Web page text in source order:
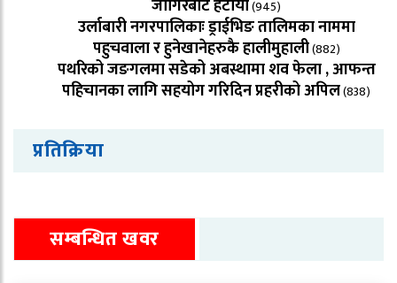
जागिरबाट हटायो(945)
उर्लाबारी नगरपालिकाः ड्राईभिङ तालिमका नाममा
पहुचवाला र हुनेखानेहरुकै हालीमुहाली(882)
पथरिको जङगलमा सडेको अबस्थामा शव फेला , आफन्त
पहिचानका लागि सहयोग गरिदिन प्रहरीको अपिल(838)
प्रतिक्रिया
सम्बन्धित खवर